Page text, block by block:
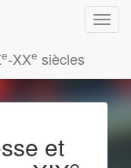
e-XXe siècles
et